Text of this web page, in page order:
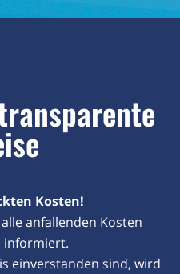
Kosten!
anfallenden Kosten
informiert.
einverstanden sind, wird